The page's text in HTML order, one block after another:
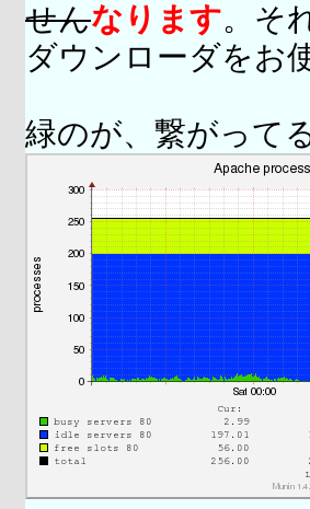
せんなります。そ
ダウンローダをお
緑のが、繋がってる